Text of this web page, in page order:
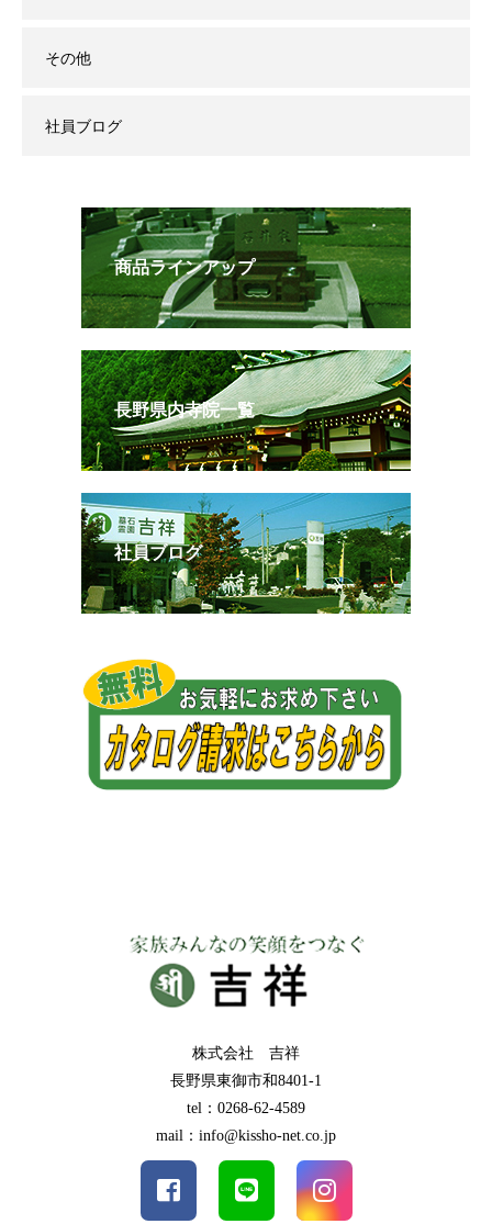
その他
社員ブログ
商品ラインアップ
長野県内寺院一覧
社員ブログ
株式会社 吉祥
長野県東御市和8401-1
tel：0268-62-4589
mail：info@kissho-net.co.jp